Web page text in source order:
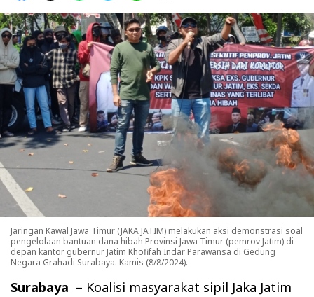
Jaringan Kawal Jawa Timur (JAKA JATIM) melakukan aksi demonstrasi soal
pengelolaan bantuan dana hibah Provinsi Jawa Timur (pemrov Jatim) di
depan kantor gubernur Jatim Khofifah Indar Parawansa di Gedung
Negara Grahadi Surabaya. Kamis (8/8/2024).
Surabaya – Koalisi masyarakat sipil Jaka Jatim